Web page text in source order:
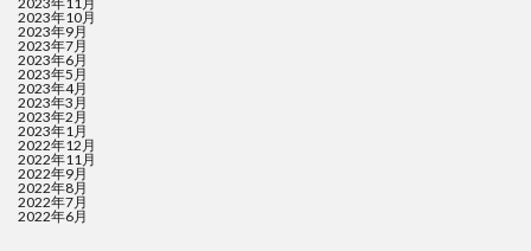
2023年10月
2023年9月
2023年7月
2023年6月
2023年5月
2023年4月
2023年3月
2023年2月
2023年1月
2022年12月
2022年11月
2022年9月
2022年8月
2022年7月
2022年6月